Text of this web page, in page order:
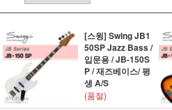
[스윙] Swing JB1
50SP Jazz Bass /
입문용 / JB-150S
P / 재즈베이스/ 평
생 A/S
(품절)